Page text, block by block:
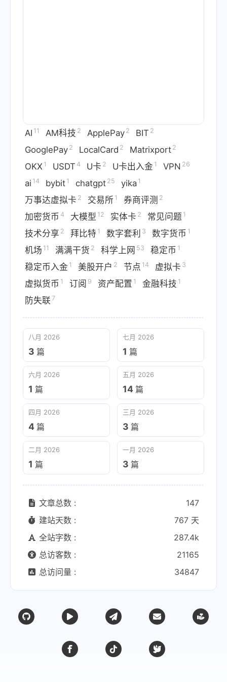
AI 11 AM科技 2 ApplePay 2 BIT 2
GooglePay 2 LocalCard 2 Matrixport 2
OKX 1 USDT 4 U卡 2 U卡出入金 1 VPN 26
ai 14 bybit 1 chatgpt 25 yika 1
万事达虚拟卡 2 交易所 1 券商评测 2
加密货币 4 大模型 12 实体卡 2 常见问题 1
技术分享 2 拜比特 1 数字套利 3 数字货币 1
机场 11 满满干货 2 科学上网 53 稳定币 1
稳定币入金 1 美股开户 2 节点 14 虚拟卡 3
虚拟货币 1 订阅 9 资产配置 1 金融科技 1
防失联 7
八月 2026
3 篇
七月 2026
1 篇
六月 2026
1 篇
五月 2026
14 篇
四月 2026
4 篇
三月 2026
3 篇
二月 2026
1 篇
一月 2026
3 篇
文章总数 :
147
建站天数 :
767 天
全站字数 :
287.4k
总访客数 :
21165
总访问量 :
34847